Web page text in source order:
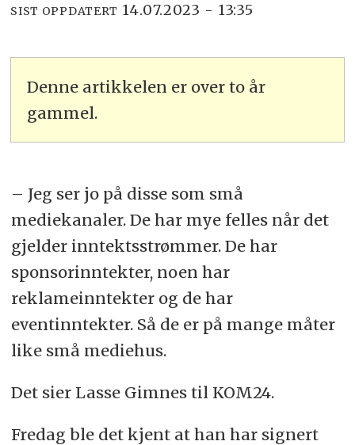
SIST OPPDATERT 14.07.2023 - 13:35
Denne artikkelen er over to år
gammel.
– Jeg ser jo på disse som små
mediekanaler. De har mye felles når det
gjelder inntektsstrømmer. De har
sponsorinntekter, noen har
reklameinntekter og de har
eventinntekter. Så de er på mange måter
like små mediehus.
Det sier Lasse Gimnes til KOM24.
Fredag ble det kjent at han har signert